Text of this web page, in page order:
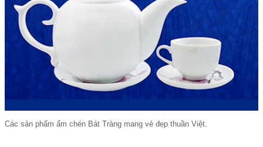
Các sản phẩm ấm chén Bát Tràng mang vẻ đẹp thuần Việt.